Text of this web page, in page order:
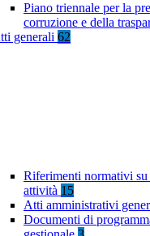
Piano triennale per la
corruzione e della
generali 62
Riferimenti normativi su
attività 15
Atti amministrativi
Documenti di